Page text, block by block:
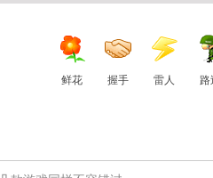
鲜花 握手 雷人 路